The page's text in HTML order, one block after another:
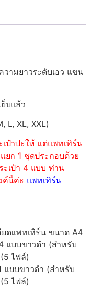
ามยาวระดับเอว แขน
บแล้ว
L, XL, XXL)
ป๋าปะให้ แต่แพทเทิร์น
ยก 1 ชุดประกอบด้วย
ะเป๋า 4 แบบ ท่าน
ค์นี้ค่ะ แพทเทิร์น
ยดแพทเทิร์น ขนาด A4
แบบขาวดำ (สำหรับ
ไฟล์)
แบบขาวดำ (สำหรับ
ไฟล์)